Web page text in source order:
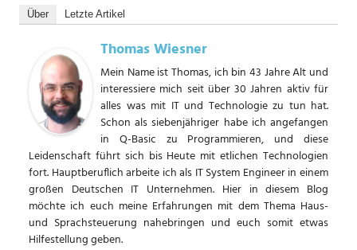
Über Letzte Artikel
Thomas Wiesner
Mein Name ist Thomas, ich bin 43 Jahre Alt und
interessiere mich seit über 30 Jahren aktiv für
alles was mit IT und Technologie zu tun hat.
Schon als siebenjähriger habe ich angefangen
in Q-Basic zu Programmieren, und diese
Leidenschaft führt sich bis Heute mit etlichen Technologien
fort. Hauptberuflich arbeite ich als IT System Engineer in einem
großen Deutschen IT Unternehmen. Hier in diesem Blog
möchte ich euch meine Erfahrungen mit dem Thema Haus-
und Sprachsteuerung nahebringen und euch somit etwas
Hilfestellung geben.